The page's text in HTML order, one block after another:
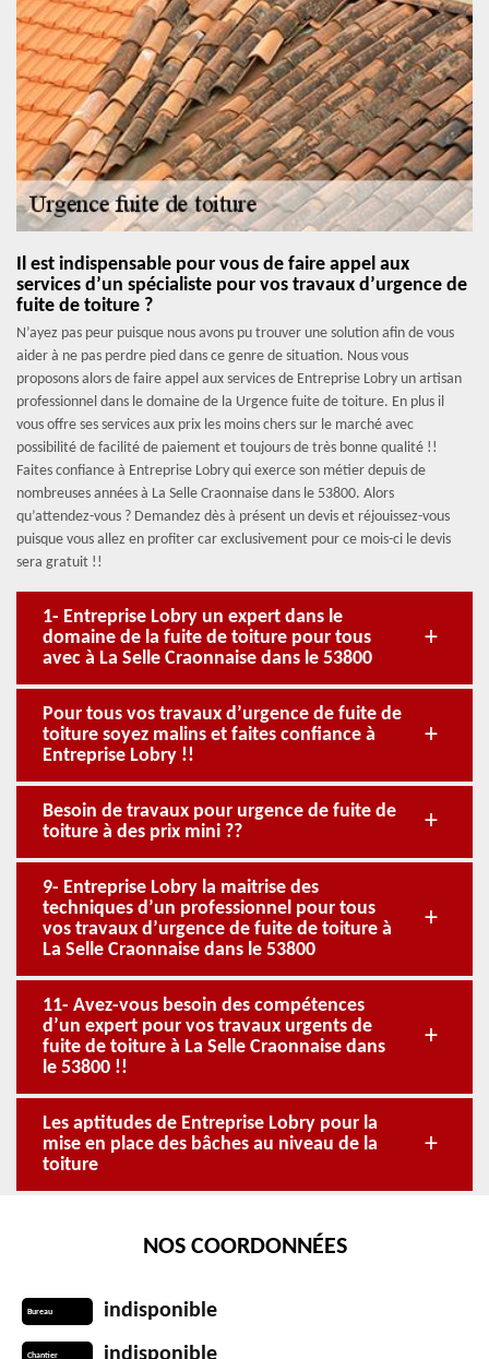
Il est indispensable pour vous de faire appel aux
services d’un spécialiste pour vos travaux d’urgence de
fuite de toiture ?
N’ayez pas peur puisque nous avons pu trouver une solution afin de vous
aider à ne pas perdre pied dans ce genre de situation. Nous vous
proposons alors de faire appel aux services de Entreprise Lobry un artisan
professionnel dans le domaine de la Urgence fuite de toiture. En plus il
vous offre ses services aux prix les moins chers sur le marché avec
possibilité de facilité de paiement et toujours de très bonne qualité !!
Faites confiance à Entreprise Lobry qui exerce son métier depuis de
nombreuses années à La Selle Craonnaise dans le 53800. Alors
qu’attendez-vous ? Demandez dès à présent un devis et réjouissez-vous
puisque vous allez en profiter car exclusivement pour ce mois-ci le devis
sera gratuit !!
1- Entreprise Lobry un expert dans le
domaine de la fuite de toiture pour tous
avec à La Selle Craonnaise dans le 53800
Pour tous vos travaux d’urgence de fuite de
toiture soyez malins et faites confiance à
Entreprise Lobry !!
Besoin de travaux pour urgence de fuite de
toiture à des prix mini ??
9- Entreprise Lobry la maitrise des
techniques d’un professionnel pour tous
vos travaux d’urgence de fuite de toiture à
La Selle Craonnaise dans le 53800
11- Avez-vous besoin des compétences
d’un expert pour vos travaux urgents de
fuite de toiture à La Selle Craonnaise dans
le 53800 !!
Les aptitudes de Entreprise Lobry pour la
mise en place des bâches au niveau de la
toiture
NOS COORDONNÉES
Bureau indisponible
Chantier indisponible